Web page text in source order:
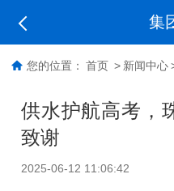
集
您的位置： 首页 > 新闻中心
供水护航高考，
致谢
2025-06-12 11:06:42